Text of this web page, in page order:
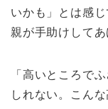
いかも」とは感
親が手助けして
「高いところで
しれない。こん